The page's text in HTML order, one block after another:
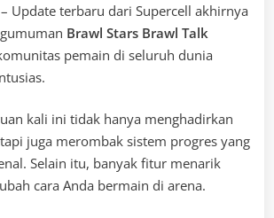
– Update terbaru dari Supercell akhirnya
Brawl Stars Brawl Talk
pemain di seluruh dunia
kali ini tidak hanya menghadirkan
juga merombak sistem progres yang
Selain itu, banyak fitur menarik
cara Anda bermain di arena.